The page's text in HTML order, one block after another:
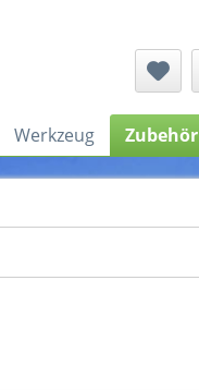
Werkzeug Zubehör